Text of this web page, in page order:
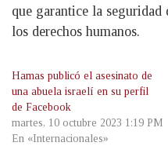
que garantice la seguridad
los derechos humanos.
Hamas publicó el asesinato de
una abuela israelí en su perfil
de Facebook
martes, 10 octubre 2023 1:19 PM
En «Internacionales»